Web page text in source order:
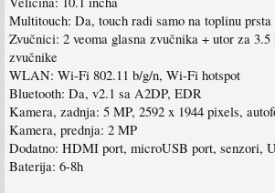
Multitouch: Da, touch radi samo na toplinu prsta
Zvučnici: 2 veoma glasna zvučnika + utor za
zvučnike
WLAN: Wi-Fi 802.11 b/g/n, Wi-Fi hotspot
Bluetooth: Da, v2.1 sa A2DP, EDR
Kamera, zadnja: 5 MP, 2592 x 1944 pixels,
Kamera, prednja: 2 MP
Dodatno: HDMI port, microUSB port, senzori,
Baterija: 6-8h